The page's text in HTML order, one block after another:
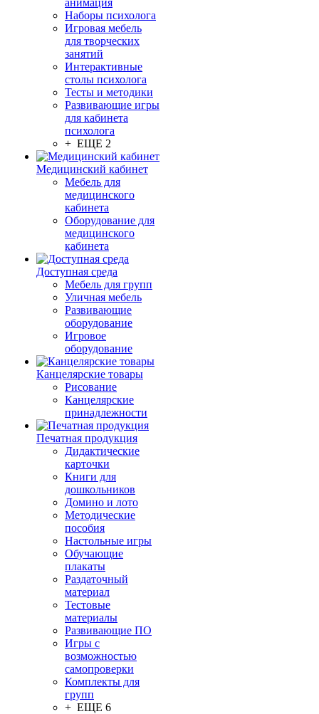
анимация
Наборы психолога
Игровая мебель
для творческих
занятий
Интерактивные
столы психолога
Тесты и методики
Развивающие игры
для кабинета
психолога
+ ЕЩЕ 2
Медицинский кабинет
Мебель для
медицинского
кабинета
Оборудование для
медицинского
кабинета
Доступная среда
Мебель для групп
Уличная мебель
Развивающие
оборудование
Игровое
оборудование
Канцелярские товары
Рисование
Канцелярские
принадлежности
Печатная продукция
Дидактические
карточки
Книги для
дошкольников
Домино и лото
Методические
пособия
Настольные игры
Обучающие
плакаты
Раздаточный
материал
Тестовые
материалы
Развивающие ПО
Игры с
возможностью
самопроверки
Комплекты для
групп
+ ЕЩЕ 6